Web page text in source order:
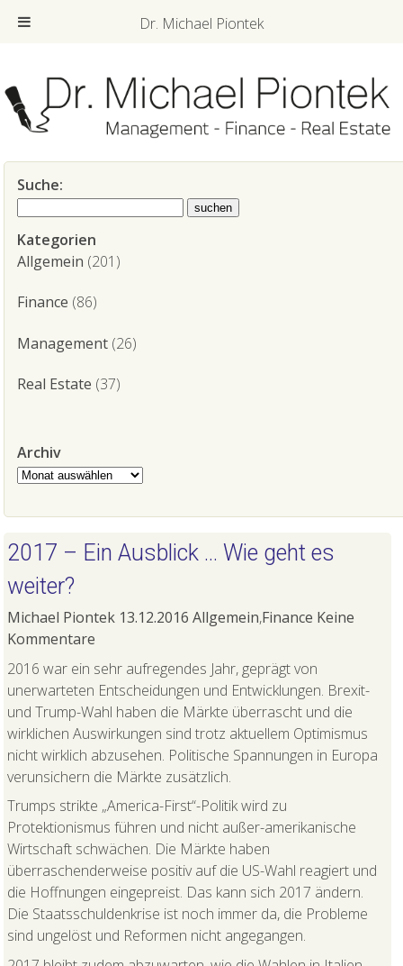
Suche:
Kategorien
Allgemein (201)
Finance (86)
Management(26)
Real Estate (37)
Archiv
Archiv
2017 – Ein Ausblick … Wie geht es
weiter?
Michael Piontek 13.12.2016 Allgemein,Finance Keine
Kommentare
2016 war ein sehr aufregendes Jahr, geprägt von
unerwarteten Entscheidungen und Entwicklungen. Brexit-
und Trump-Wahl haben die Märkte überrascht und die
wirklichen Auswirkungen sind trotz aktuellem Optimismus
nicht wirklich abzusehen. Politische Spannungen in Europa
verunsichern die Märkte zusätzlich.
Trumps strikte „America-First“-Politik wird zu
Protektionismus führen und nicht außer-amerikanische
Wirtschaft schwächen. Die Märkte haben
überraschenderweise positiv auf die US-Wahl reagiert und
die Hoffnungen eingepreist. Das kann sich 2017 ändern.
Die Staatsschuldenkrise ist noch immer da, die Probleme
sind ungelöst und Reformen nicht angegangen.
Dr. Michael Piontek